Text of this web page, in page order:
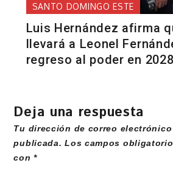
SANTO DOMINGO ESTE
Luis Hernández afirma
llevará a Leonel
regreso al poder en 2028
Deja una respuesta
Tu dirección de correo
publicada. Los campos
con*